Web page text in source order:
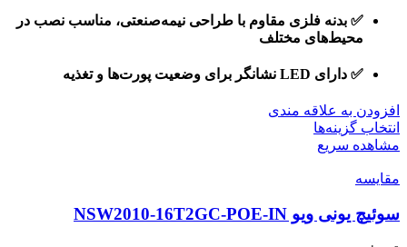
✅ بدنه فلزی مقاوم با طراحی نیمه‌صنعتی، مناسب نصب در
محیط‌های مختلف
✅ دارای LED نشانگر برای وضعیت پورت‌ها و تغذیه
افزودن به علاقه مندی
انتخاب گزینه‌ها
مشاهده سریع
مقایسه
سوئیچ یونی ویو NSW2010-16T2GC-POE-IN